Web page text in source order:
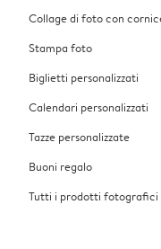
Collage di foto con
Stampa foto
Biglietti personalizzati
Calendari personalizzati
Tazze personalizzate
Buoni regalo
Tutti i prodotti fotografici